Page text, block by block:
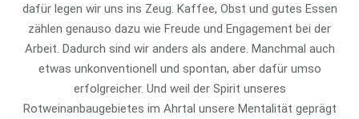
dafür legen wir uns ins Zeug. Kaffee, Obst und gutes Essen
zählen genauso dazu wie Freude und Engagement bei der
Arbeit. Dadurch sind wir anders als andere. Manchmal auch
etwas unkonventionell und spontan, aber dafür umso
erfolgreicher. Und weil der Spirit unseres
Rotweinanbaugebietes im Ahrtal unsere Mentalität geprägt